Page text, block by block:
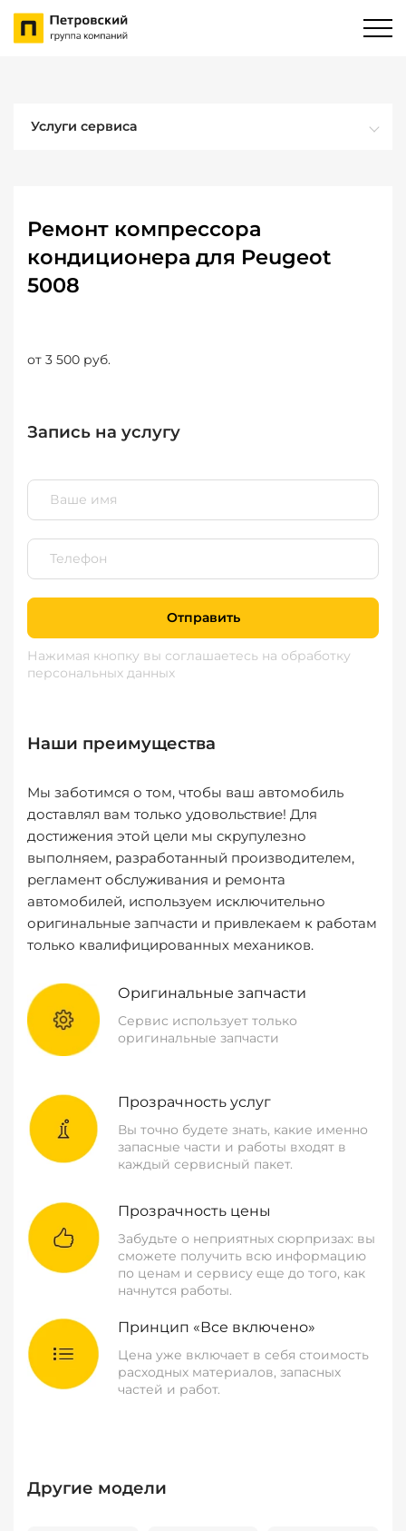
Услуги сервиса
Ремонт компрессора
кондиционера для Peugeot
5008
от 3 500 руб.
Запись на услугу
Отправить
Нажимая кнопку вы соглашаетесь на обработку
персональных данных
Наши преимущества
Мы заботимся о том, чтобы ваш автомобиль
доставлял вам только удовольствие! Для
достижения этой цели мы скрупулезно
выполняем, разработанный производителем,
регламент обслуживания и ремонта
автомобилей, используем исключительно
оригинальные запчасти и привлекаем к работам
только квалифицированных механиков.
Оригинальные запчасти
Сервис использует только
оригинальные запчасти
Прозрачность услуг
Вы точно будете знать, какие именно
запасные части и работы входят в
каждый сервисный пакет.
Прозрачность цены
Забудьте о неприятных сюрпризах: вы
сможете получить всю информацию
по ценам и сервису еще до того, как
начнутся работы.
Принцип «Все включено»
Цена уже включает в себя стоимость
расходных материалов, запасных
частей и работ.
Другие модели